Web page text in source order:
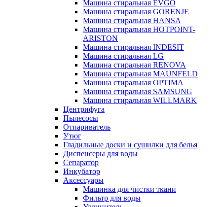
Машина стиральная EVGO
Машина стиральная GORENJE
Машина стиральная HANSA
Машина стиральная HOTPOINT-
ARISTON
Машина стиральная INDESIT
Машина стиральная LG
Машина стиральная RENOVA
Машина стиральная MAUNFELD
Машина стиральная OPTIMA
Машина стиральная SAMSUNG
Машина стиральная WILLMARK
Центрифуга
Пылесосы
Отпариватель
Утюг
Гладильные доски и сушилки для белья
Диспенсеры для воды
Сепаратор
Инкубатор
Аксессуары
Машинка для чистки ткани
Фильтр для воды